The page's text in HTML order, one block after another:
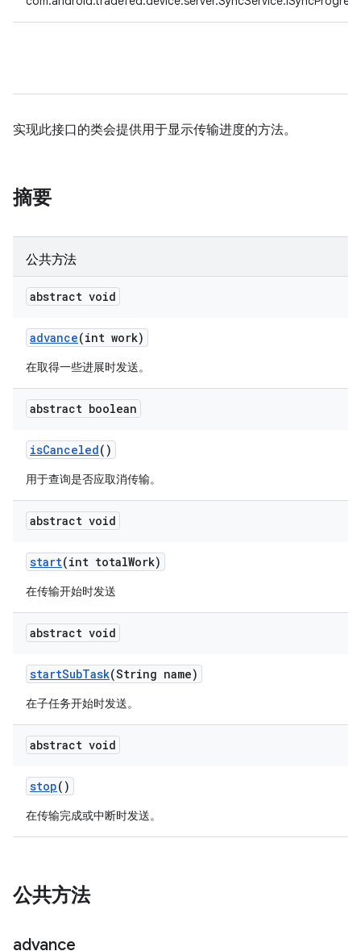
实现此接口的类会提供用于显示传输进度的方法。
摘要
公共方法
abstract void
advance(int work)
在取得一些进展时发送。
abstract boolean
isCanceled()
用于查询是否应取消传输。
abstract void
start(int totalWork)
在传输开始时发送
abstract void
startSubTask(String name)
在子任务开始时发送。
abstract void
stop()
在传输完成或中断时发送。
公共方法
advance